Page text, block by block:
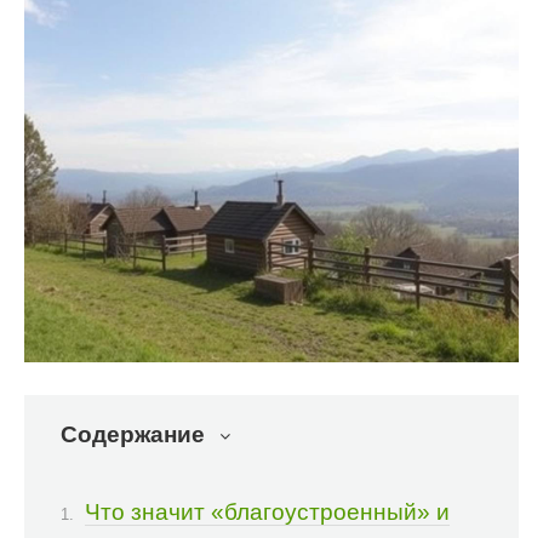
Содержание
Что значит «благоустроенный» и